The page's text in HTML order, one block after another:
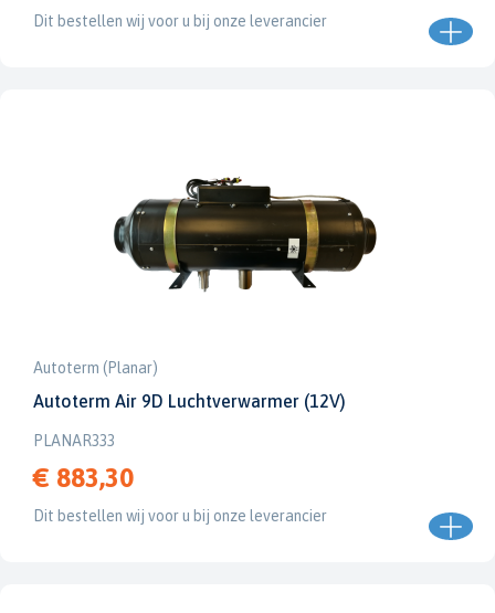
Dit bestellen wij voor u bij onze leverancier
Autoterm (Planar)
Autoterm Air 9D Luchtverwarmer (12V)
PLANAR333
€ 883,30
Dit bestellen wij voor u bij onze leverancier